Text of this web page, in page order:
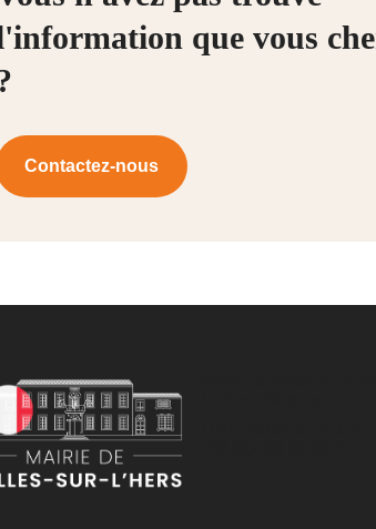
que vous
Contactez-nous